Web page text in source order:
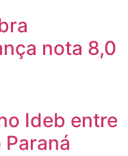
nota 8,0
Ideb entre